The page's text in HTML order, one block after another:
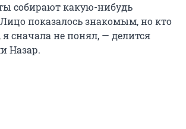
собирают какую-нибудь
показалось знакомым, но кто
я сначала не понял, — делится
Назар.